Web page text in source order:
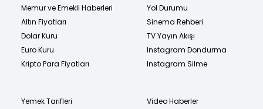
Memur ve Emekli Haberleri
Altın Fiyatları
Dolar Kuru
Euro Kuru
Kripto Para Fiyatları
Yol Durumu
Sinema Rehberi
TV Yayın Akışı
Instagram Dondurma
Instagram Silme
Yemek Tarifleri
Video Haberler